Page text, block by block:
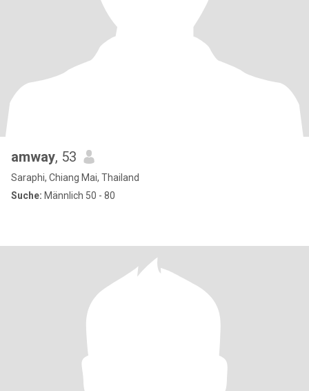
amway, 53
Saraphi, Chiang Mai, Thailand
Suche: Männlich 50 - 80